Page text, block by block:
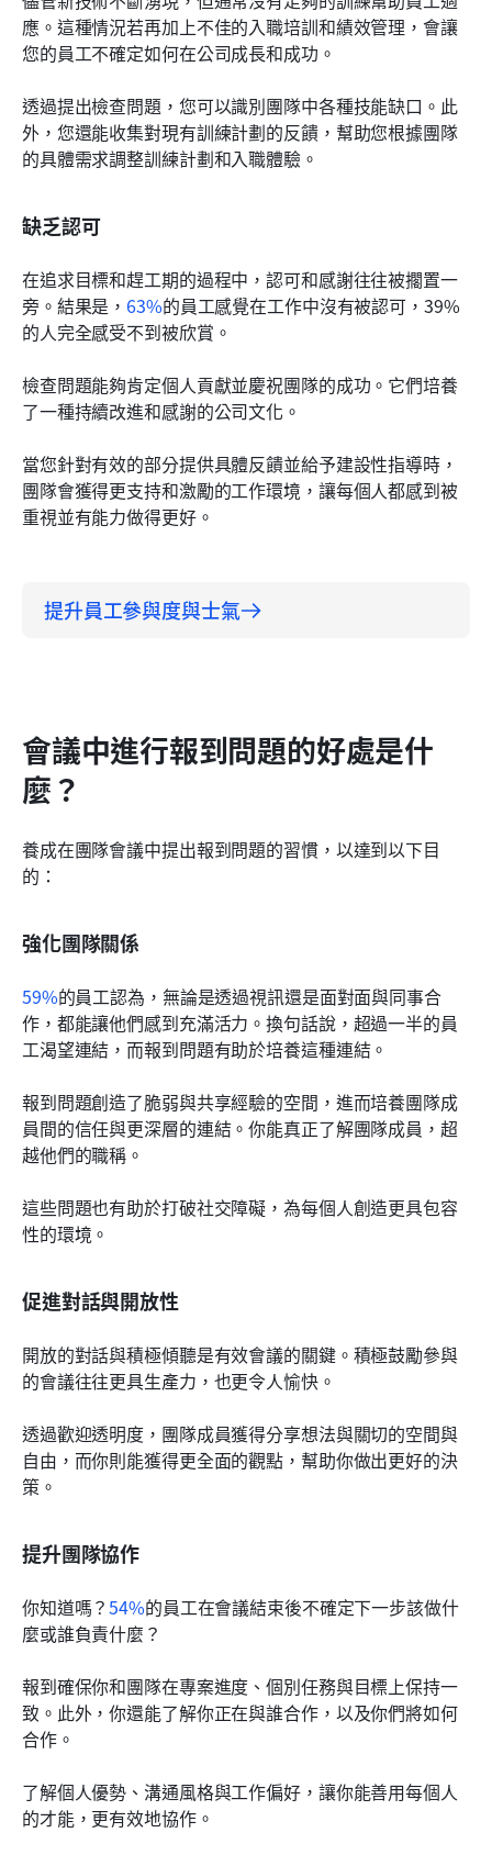
應。這種情況若再加上不佳的入職培訓和績效管理，會讓
您的員工不確定如何在公司成長和成功。
透過提出檢查問題，您可以識別團隊中各種技能缺口。此
外，您還能收集對現有訓練計劃的反饋，幫助您根據團隊
的具體需求調整訓練計劃和入職體驗。
缺乏認可
在追求目標和趕工期的過程中，認可和感謝往往被擱置一
旁。結果是， 63%的員工感覺在工作中沒有被認可，39%
的人完全感受不到被欣賞。
檢查問題能夠肯定個人貢獻並慶祝團隊的成功。它們培養
了一種持續改進和感謝的公司文化。
當您針對有效的部分提供具體反饋並給予建設性指導時，
團隊會獲得更支持和激勵的工作環境，讓每個人都感到被
重視並有能力做得更好。
提升員工參與度與士氣
會議中進行報到問題的好處是什
麼？
養成在團隊會議中提出報到問題的習慣，以達到以下目
的：
強化團隊關係
59%的員工認為，無論是透過視訊還是面對面與同事合
作，都能讓他們感到充滿活力。換句話說，超過一半的員
工渴望連結，而報到問題有助於培養這種連結。
報到問題創造了脆弱與共享經驗的空間，進而培養團隊成
員間的信任與更深層的連結。你能真正了解團隊成員，超
越他們的職稱。
這些問題也有助於打破社交障礙，為每個人創造更具包容
性的環境。
促進對話與開放性
開放的對話與積極傾聽是有效會議的關鍵。積極鼓勵參與
的會議往往更具生產力，也更令人愉快。
透過歡迎透明度，團隊成員獲得分享想法與關切的空間與
自由，而你則能獲得更全面的觀點，幫助你做出更好的決
策。
提升團隊協作
你知道嗎？54%的員工在會議結束後不確定下一步該做什
麼或誰負責什麼？
報到確保你和團隊在專案進度、個別任務與目標上保持一
致。此外，你還能了解你正在與誰合作，以及你們將如何
合作。
了解個人優勢、溝通風格與工作偏好，讓你能善用每個人
的才能，更有效地協作。